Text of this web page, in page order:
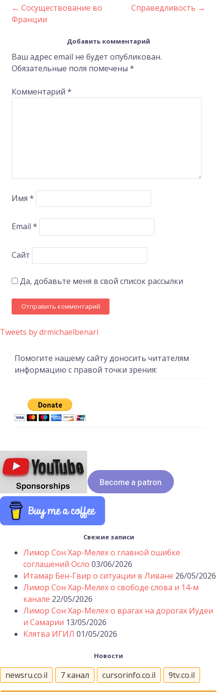
Post
navigation
← Сосуществование во
Франции
Справедливость →
Добавить комментарий
Ваш адрес email не будет опубликован.
Обязательные поля помечены *
Комментарий *
Имя *
Email *
Сайт
Да, добавьте меня в свой список рассылки
Tweets by drmichaelbenari
Помогите нашему сайту доносить читателям
информацию с правой точки зрения:
Свежие записи
Лимор Сон Хар-Мелех о главной ошибке
соглашений Осло 03/06/2026
Итамар Бен-Гвир о ситуации в Ливане 26/05/2026
Лимор Сон Хар-Мелех о свободе слова и 14-м
канале 22/05/2026
Лимор Сон Хар-Мелех о врагах на дорогах Иудеи
и Самарии 13/05/2026
Клятва ИГИЛ 01/05/2026
Новости
newsru.co.il 7 канал cursorinfo.co.il 9tv.co.il